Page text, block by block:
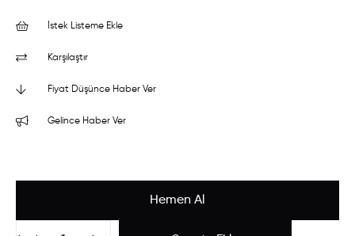
İstek Listeme Ekle
Karşılaştır
Fiyat Düşünce Haber Ver
Gelince Haber Ver